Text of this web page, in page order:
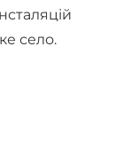
село.